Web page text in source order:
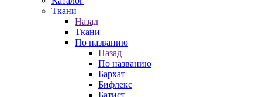
Ткани
Назад
Ткани
По названию
Назад
По названию
Бархат
Бифлекс
Батист